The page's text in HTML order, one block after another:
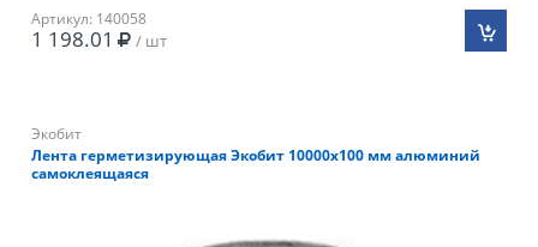
Артикул: 140058
1 198.01 / шт
Экобит
Лента герметизирующая Экобит 10000х100 мм алюминий
самоклеящаяся